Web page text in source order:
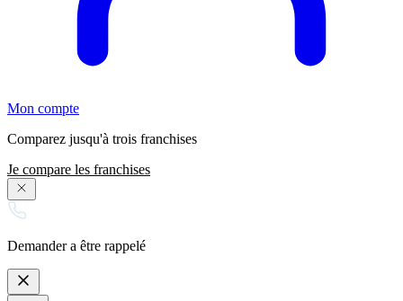
Mon compte
Comparez jusqu'à trois franchises
Je compare les franchises
Demander a être rappelé